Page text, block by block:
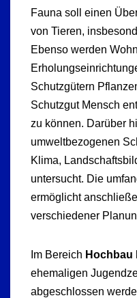
Fauna soll einen
von Tieren,
Ebenso werden
Schutzgütern
Schutzgut Mensch
zu können. Darüber
umweltbezogenen
Klima,
untersucht. Die
ermöglicht
verschiedener
Im Bereich Hochbau
ehemaligen
abgeschlossen